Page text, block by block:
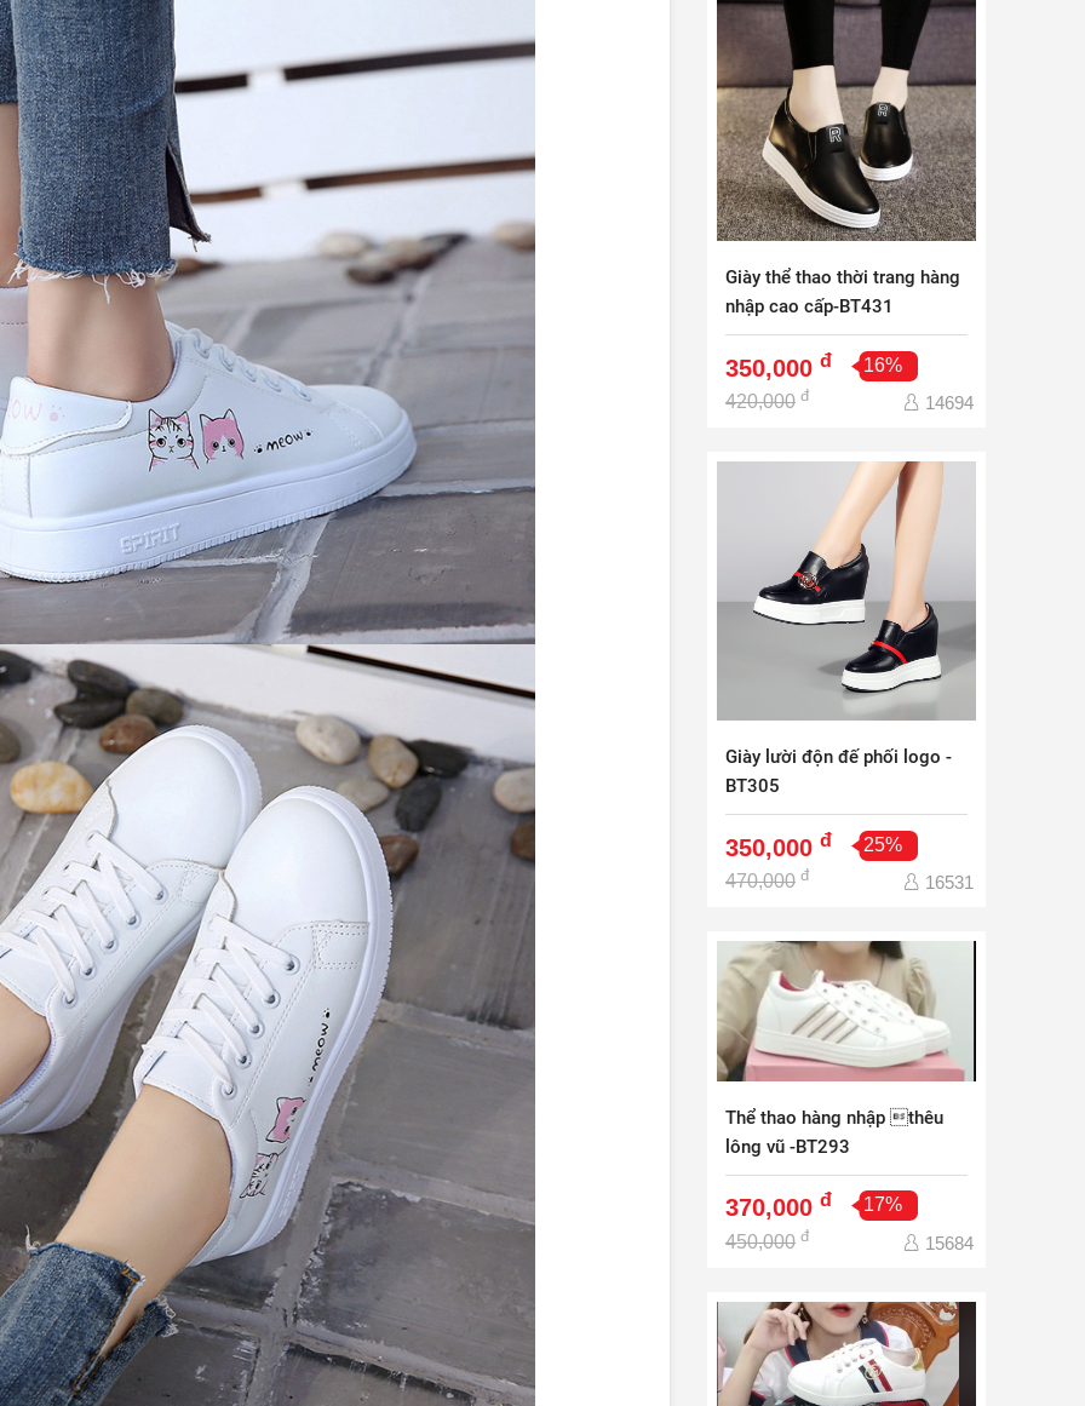
Giày thể thao thời trang hàng
nhập cao cấp-BT431
350,000 đ
16%
420,000 đ 14694
Giày lười độn đế phối logo -
BT305
350,000 đ
25%
470,000 đ 16531
Thể thao hàng nhập thêu
lông vũ -BT293
370,000 đ
17%
450,000 đ 15684